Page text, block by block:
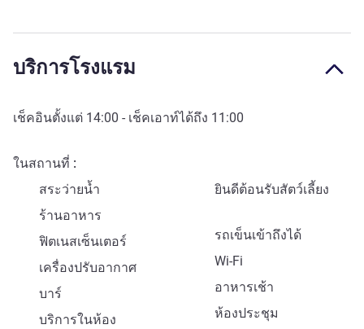
บริการโรงแรม
เช็คอินตั้งแต่ 14:00 - เช็คเอาท์ได้ถึง 11:00
ในสถานที่
สระว่ายน้ำ
ยินดีต้อนรับสัตว์เลี้ยง
ร้านอาหาร
รถเข็นเข้าถึงได้
ฟิตเนสเซ็นเตอร์
Wi-Fi
เครื่องปรับอากาศ
อาหารเช้า
บาร์
ห้องประชุม
บริการในห้อง